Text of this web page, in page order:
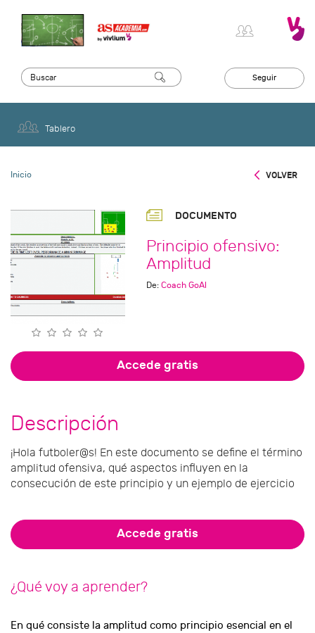
Seguir
Tablero
Inicio VOLVER
DOCUMENTO
Principio ofensivo:
Amplitud
De: Coach GoAl
Accede gratis
Descripción
¡Hola futboler@s! En este documento se define el término
amplitud ofensiva, qué aspectos influyen en la
consecución de este principio y un ejemplo de ejercicio
Accede gratis
¿Qué voy a aprender?
En qué consiste la amplitud como principio esencial en el